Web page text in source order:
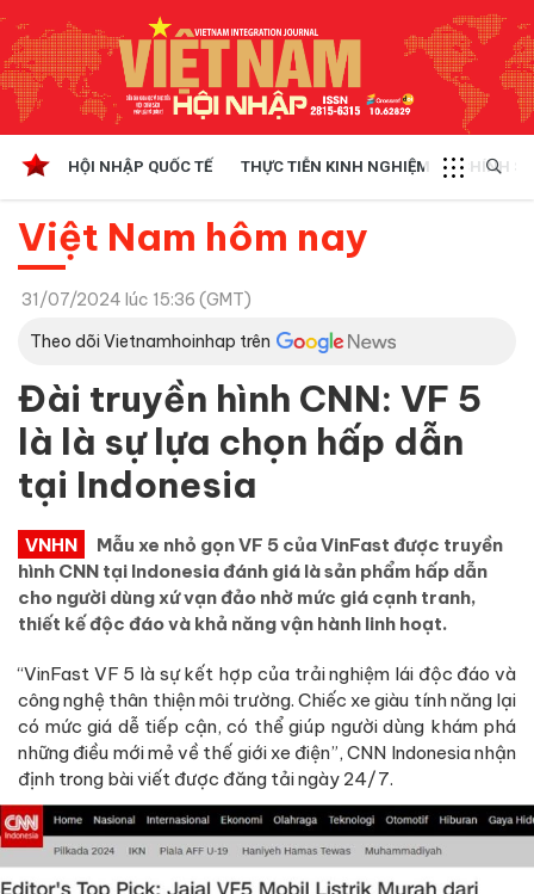
HỘI NHẬP QUỐC TẾ THỰC TIỄN KINH NGHIỆM CHÍNH
Việt Nam hôm nay
31/07/2024 lúc 15:36 (GMT)
Theo dõi Vietnamhoinhap trên
Đài truyền hình CNN: VF 5
là là sự lựa chọn hấp dẫn
tại Indonesia
VNHN
Mẫu xe nhỏ gọn VF 5 của VinFast được truyền
hình CNN tại Indonesia đánh giá là sản phẩm hấp dẫn
cho người dùng xứ vạn đảo nhờ mức giá cạnh tranh,
thiết kế độc đáo và khả năng vận hành linh hoạt.
“VinFast VF 5 là sự kết hợp của trải nghiệm lái độc đáo và
công nghệ thân thiện môi trường. Chiếc xe giàu tính năng lại
có mức giá dễ tiếp cận, có thể giúp người dùng khám phá
những điều mới mẻ về thế giới xe điện”, CNN Indonesia nhận
định trong bài viết được đăng tải ngày 24/7.